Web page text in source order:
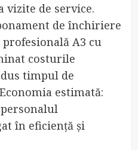
vizite de service.
de închiriere
A3 cu
costurile
timpul de
estimată:
în eficiență și